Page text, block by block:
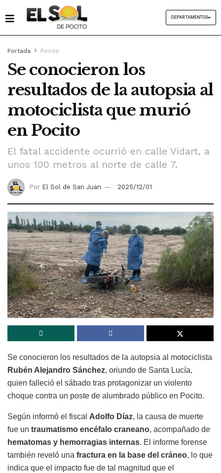
DEPARTAMENTOS
Portada Pocito
Se conocieron los
resultados de la autopsia al
motociclista que murió
en Pocito
El fatal accidente ocurrió en calle Vidart, a
unos 100 metros al norte de calle 7.
Por El Sol de San Juan 2025/12/01
Se conocieron los resultados de la autopsia al motociclista
Rubén Alejandro Sánchez, oriundo de Santa Lucía,
quien falleció el sábado tras protagonizar un violento
choque contra un poste de alumbrado público en Pocito.
Según informó el fiscal Adolfo Díaz, la causa de muerte
fue un traumatismo encéfalo craneano, acompañado de
hematomas y hemorragias internas. El informe forense
también reveló una fractura en la base del cráneo, lo que
indica que el impacto fue de tal magnitud que el